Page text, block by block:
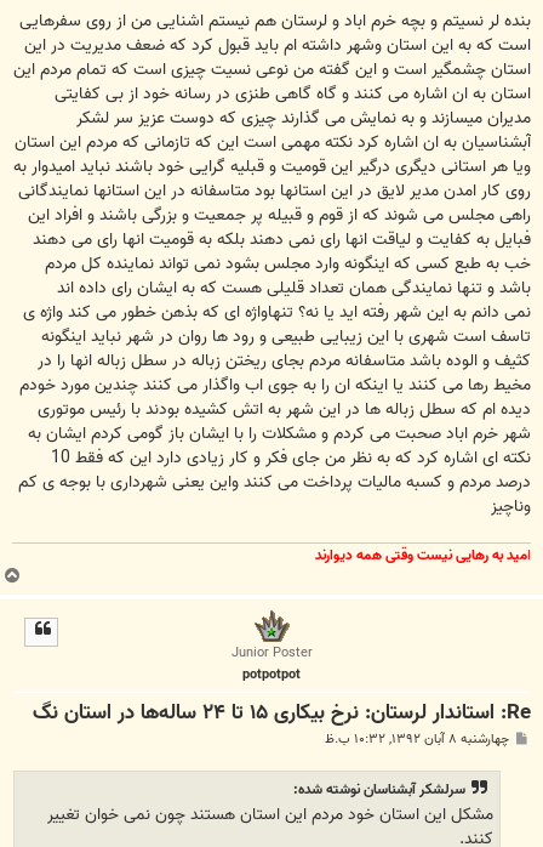
ت
بنده لر نسیتم و بچه خرم اباد و لرستان هم نیستم اشنایی من از روی سفرهایی
است که به این استان وشهر داشته ام باید قبول کرد که ضعف مدیریت در این
استان چشمگیر است و این گفته من نوعی نسیت چیزی است که تمام مردم این
استان به ان اشاره می کنند و گاه گاهی طنزی در رسانه خود از بی کفایتی
مدیران میسازند و به نمایش می گذارند چیزی که دوست عزیز سر لشکر
آبشناسیان به ان اشاره کرد نکته مهمی است این که تازمانی که مردم این استان
ویا هر استانی دیگری درگیر این قومیت و قبلیه گرایی خود باشند نباید امیدوار به
روی کار امدن مدیر لایق در این استانها بود متاسفانه در این استانها نمایندگانی
راهی مجلس می شوند که از قوم و قبیله پر جمعیت و بزرگی باشند و افراد این
فبایل به کفایت و لیاقت انها رای نمی دهند بلکه به قومیت انها رای می دهند
خب به طبع کسی که اینگونه وارد مجلس بشود نمی تواند نماینده کل مردم
باشد و تنها نمایندگی همان تعداد قلیلی هست که به ایشان رای داده اند
نمی دانم به این شهر رفته اید یا نه؟ تنهاواژه ای که بذهن خطور می کند واژه ی
تاسف است شهری با این زیبایی طبیعی و رود ها روان در شهر نباید اینگونه
کثیف و الوده باشد متاسفانه مردم بجای ریختن زباله در سطل زباله انها را در
مخیط رها می کنند یا اینکه ان را به جوی اب واگذار می کنند چندین مورد خودم
دیده ام که سطل زباله ها در این شهر به اتش کشیده بودند با رئیس موتوری
شهر خرم اباد صحبت می کردم و مشکلات را با ایشان باز گومی کردم ایشان به
نکته ای اشاره کرد که به نظر من جای فکر و کار زیادی دارد این که فقط 10
درصد مردم و کسبه مالیات پرداخت می کنند واین یعنی شهرداری با بوجه ی کم
وناچیز
مید به رهایی نیست وقتی همه دیوارند
ب
ا
Junior Poster
potpotpot
Re: استاندار لرستان: نرخ بیکاری ۱۵ تا ۲۴ ساله‌ها در استان نگ
پ چهارشنبه ۸ آبان ۱۳۹۲, ۱۰:۳۲ ب.ظ
سرلشکر آبشناسان نوشته شده:
مشکل این استان خود مردم این استان هستند چون نمی خوان تغییر
کنند.